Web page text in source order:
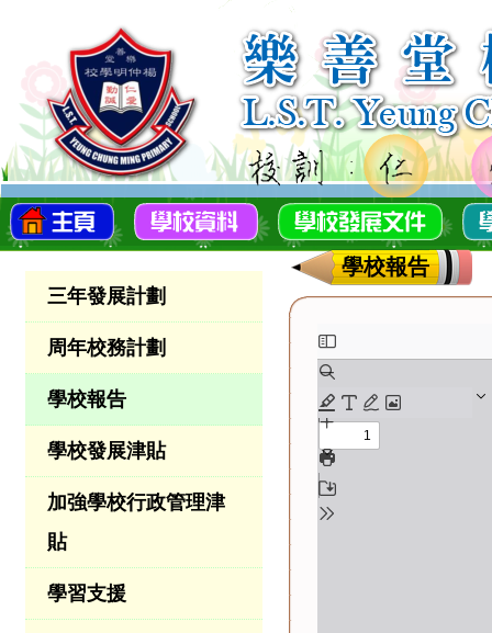
三年發展計劃
周年校務計劃
學校報告
學校發展津貼
加強學校行政管理津
貼
學習支援
學校報告